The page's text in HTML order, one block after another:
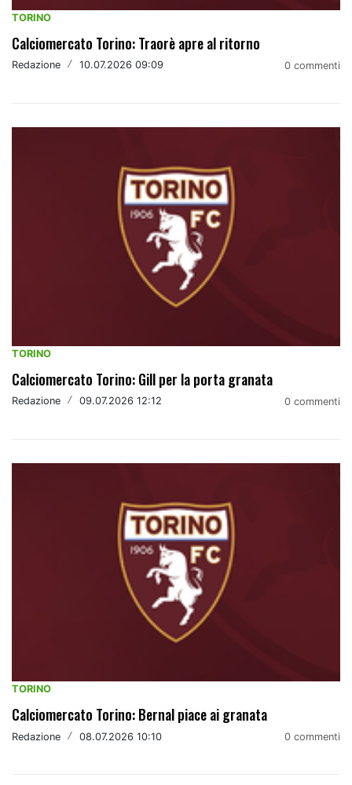
TORINO
Calciomercato Torino: Traorè apre al ritorno
Redazione / 10.07.2026 09:09 0 commenti
TORINO
Calciomercato Torino: Gill per la porta granata
Redazione / 09.07.2026 12:12 0 commenti
TORINO
Calciomercato Torino: Bernal piace ai granata
Redazione / 08.07.2026 10:10 0 commenti